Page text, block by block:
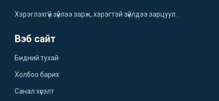
Хэрэглэхгүй зүйлээ зарж, хэрэгтэй зүйлдээ зарцуул.
Вэб сайт
Бидний тухай
Холбоо барих
Санал хүсэлт